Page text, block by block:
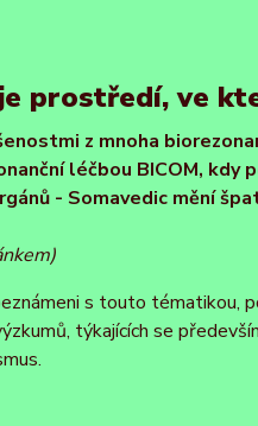
prostředí, ve
z mnoha
léčbou BICOM, kdy
- Somavedic mění
s touto tématikou,
týkajících se